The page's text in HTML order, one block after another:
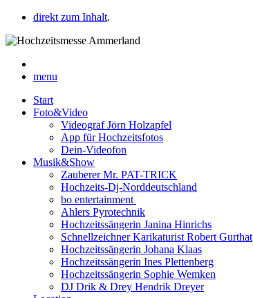
direkt zum Inhalt.
menu
Start
Foto&Video
Videograf Jörn Holzapfel
App für Hochzeitsfotos
Dein-Videofon
Musik&Show
Zauberer Mr. PAT-TRICK
Hochzeits-Dj-Norddeutschland
bo entertainment
Ahlers Pyrotechnik
Hochzeitssängerin Janina Hinrichs
Schnellzeichner Karikaturist Robert Gurthat
Hochzeitssängerin Johana Klaas
Hochzeitssängerin Ines Plettenberg
Hochzeitssängerin Sophie Wemken
DJ Drik & Drey Hendrik Dreyer